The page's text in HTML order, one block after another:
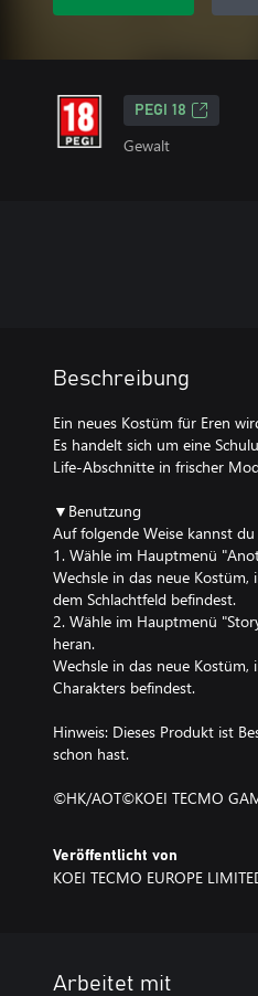
PEGI 18
Gewalt
Beschreibung
Ein neues Kostüm für Eren
Es handelt sich um eine
Life-Abschnitte in frischer
▼Benutzung
Auf folgende Weise kannst
1. Wähle im Hauptmenü
Wechsle in das neue
dem Schlachtfeld befindest.
2. Wähle im Hauptmenü
heran.
Wechsle in das neue
Charakters befindest.
Hinweis: Dieses Produkt ist
schon hast.
©HK/AOT©KOEI TECMO
Veröffentlicht von
KOEI TECMO EUROPE
Arbeitet mit